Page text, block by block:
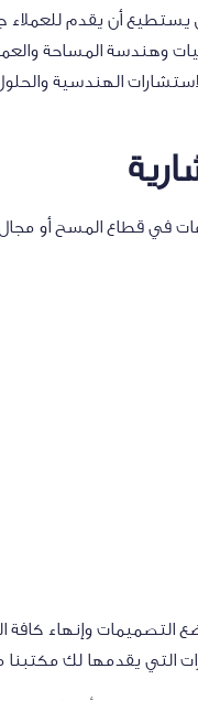
أن يقدم للعملاء
وهندسة المساحة
الهندسية
في قطاع المسح أو مجال
وإنهاء كافة
التي يقدمها لك مكتبنا